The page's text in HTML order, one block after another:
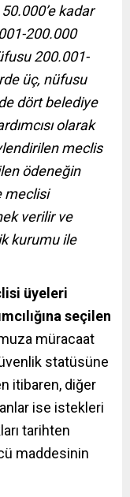
kadar
200.000
200.001-
üç, nüfusu
dört belediye
olarak
meclis
ödeneğin
meclisi
verilir ve
kurumu ile
üyeleri
seçilen
müracaat
statüsüne
itibaren, diğer
ise istekleri
tarihten
maddesinin